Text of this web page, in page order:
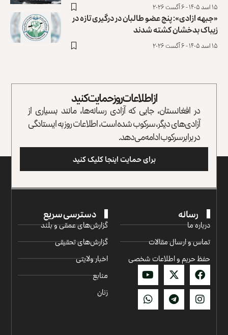
۱۵ اسد ۱۴۰۵ - ۶ آگست ۲۰۲۶
«جبهه ازادی»: پنج عضو طالبان در درگیری تازه در
زیباک بدخشان کشته شدند
۱۵ اسد ۱۴۰۵ - ۶ آگست ۲۰۲۶
از اطلاعات روز حمایت کنید
در افغانستان، جایی که آزادی رسانه‌ها، مانند بسیاری از
آزادی‌های دیگر، سرکوب شده است، اطلاعات روز به ایستادگی
در برابر سرکوب ادامه می‌دهد.
برای حمایت اینجا کلیک کنید
رسانه
درباره ما
تماس و ارسال مقالات
حفظ حریم و اطلاعات شخصی
دسترسی سریع
گزارش‌‌های عمقی و بلند
گزارش‌های تحقیقی
اخبار ولایتی
منابع
زنان